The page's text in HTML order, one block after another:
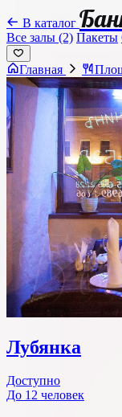
В каталог
Все залы (2) Пакеты
Главная
Лубянка
Доступно
До 12 человек